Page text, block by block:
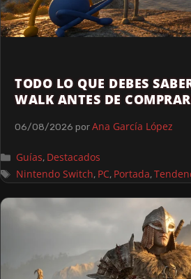
TODO LO QUE DEBES
WALK ANTES DE
06/08/2026 porAna García López
Guías, Destacados
Nintendo Switch, PC, Portada,